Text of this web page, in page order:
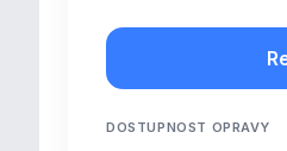
DOSTUPNOST OPRAVY